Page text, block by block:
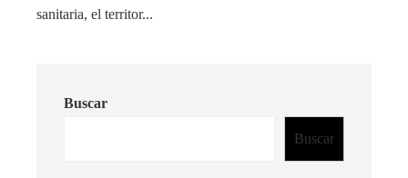
sanitaria, el territor...
Buscar
Buscar